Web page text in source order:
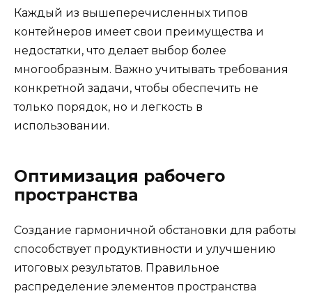
Каждый из вышеперечисленных типов
контейнеров имеет свои преимущества и
недостатки, что делает выбор более
многообразным. Важно учитывать требования
конкретной задачи, чтобы обеспечить не
только порядок, но и легкость в
использовании.
Оптимизация рабочего
пространства
Создание гармоничной обстановки для работы
способствует продуктивности и улучшению
итоговых результатов. Правильное
распределение элементов пространства